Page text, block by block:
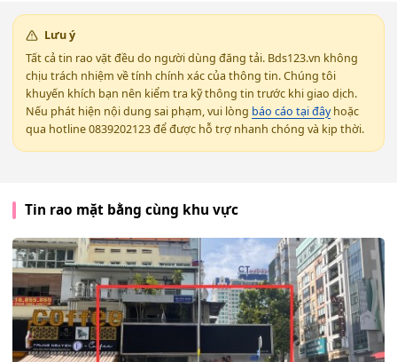
Lưu ý
Tất cả tin rao vặt đều do người dùng đăng tải. Bds123.vn không
chịu trách nhiệm về tính chính xác của thông tin. Chúng tôi
khuyến khích bạn nên kiểm tra kỹ thông tin trước khi giao dịch.
Nếu phát hiện nội dung sai phạm, vui lòng báo cáo tại đâyhoặc
qua hotline 0839202123 để được hỗ trợ nhanh chóng và kịp thời.
Tin rao mặt bằng cùng khu vực